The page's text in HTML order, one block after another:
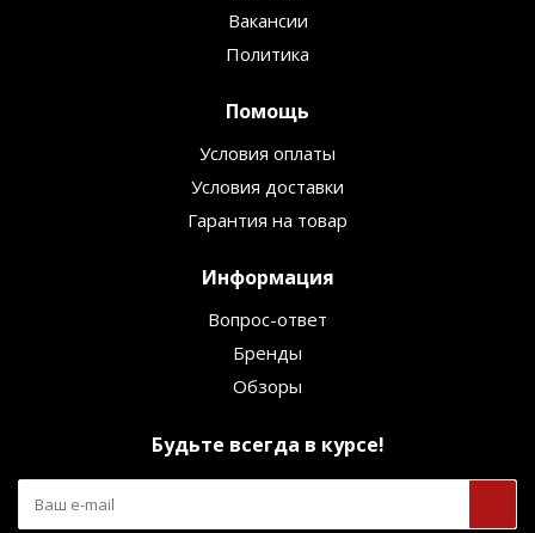
Вакансии
Политика
Помощь
Условия оплаты
Условия доставки
Гарантия на товар
Информация
Вопрос-ответ
Бренды
Обзоры
Будьте всегда в курсе!